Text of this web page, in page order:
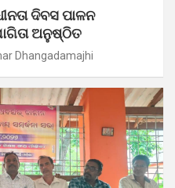
ଦିବସ ପାଳନ
ଅନୁଷ୍ଠିତ
Dhangadamajhi